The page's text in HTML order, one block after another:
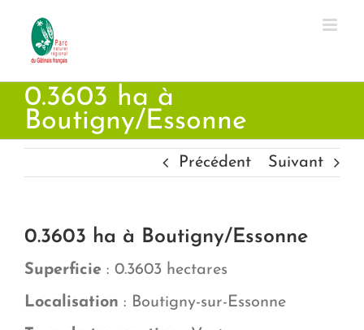
contenu
0.3603 ha à
Boutigny/Essonne
Précédent Suivant
0.3603 ha à Boutigny/Essonne
Superficie : 0.3603 hectares
Localisation : Boutigny-sur-Essonne